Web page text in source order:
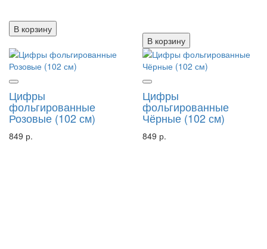
В корзину
В корзину
Цифры
фольгированные
Розовые (102 см)
849 р.
Цифры
фольгированные
Чёрные (102 см)
849 р.